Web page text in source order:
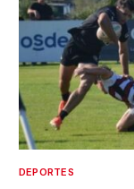
DEPORTES